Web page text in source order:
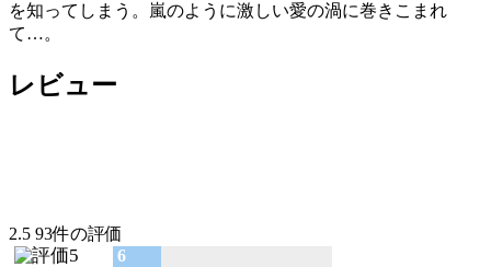
を知ってしまう。嵐のように激しい愛の渦に巻きこまれ
て…。
レビュー
2.5 93件の評価
6